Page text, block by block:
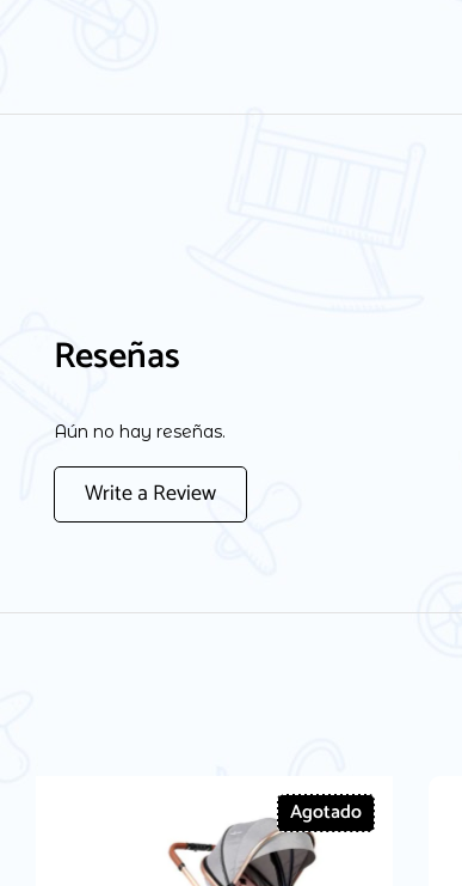
Reseñas
Aún no hay reseñas.
Write a Review
Agotado